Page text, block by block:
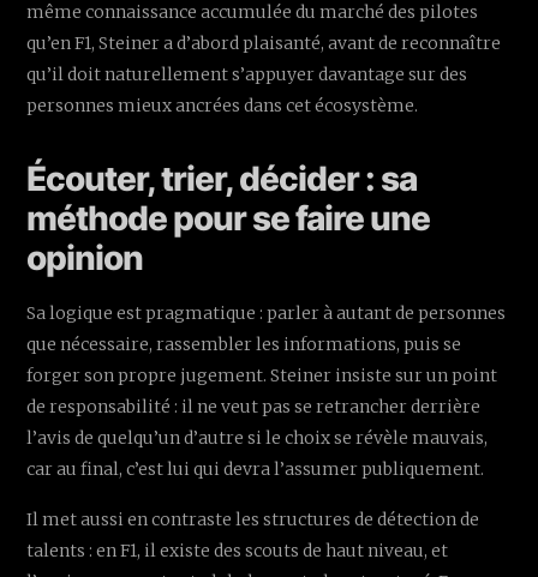
même connaissance accumulée du marché des pilotes
qu’en F1, Steiner a d’abord plaisanté, avant de reconnaître
qu’il doit naturellement s’appuyer davantage sur des
personnes mieux ancrées dans cet écosystème.
Écouter, trier, décider : sa
méthode pour se faire une
opinion
Sa logique est pragmatique : parler à autant de personnes
que nécessaire, rassembler les informations, puis se
forger son propre jugement. Steiner insiste sur un point
de responsabilité : il ne veut pas se retrancher derrière
l’avis de quelqu’un d’autre si le choix se révèle mauvais,
car au final, c’est lui qui devra l’assumer publiquement.
Il met aussi en contraste les structures de détection de
talents : en F1, il existe des scouts de haut niveau, et